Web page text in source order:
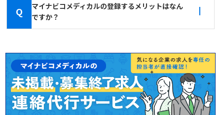
Q
マイナビコメディカルの登録するメリットはなん
ですか？